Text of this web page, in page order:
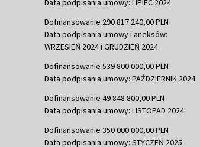
Data podpisania umowy: LIPIEC 2024
Dofinansowanie 290 817 240,00 PLN
Data podpisania umowy i aneksów:
WRZESIEŃ 2024 i GRUDZIEŃ 2024
Dofinansowanie 539 800 000,00 PLN
Data podpisania umowy: PAŹDZIERNIK 2024
Dofinansowanie 49 848 800,00 PLN
Data podpisania umowy: LISTOPAD 2024
Dofinansowanie 350 000 000,00 PLN
Data podpisania umowy: STYCZEŃ 2025